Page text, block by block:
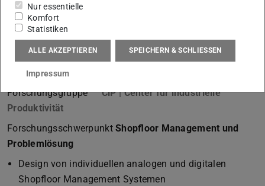
Network
Linkedin(wird in neuem Tab geöffnet)
Forschung
Forschungsgruppe
CiP | Center für industrielle
Produktivität
ForschungsschwerpunktShopfloor Management und
Problemlösung
Design von individuellen analogen und digitalen
Shopfloor Management Systemen
Nur essentielle
Komfort
Statistiken
ALLE AKZEPTIEREN SPEICHERN & SCHLIESSEN
Impressum